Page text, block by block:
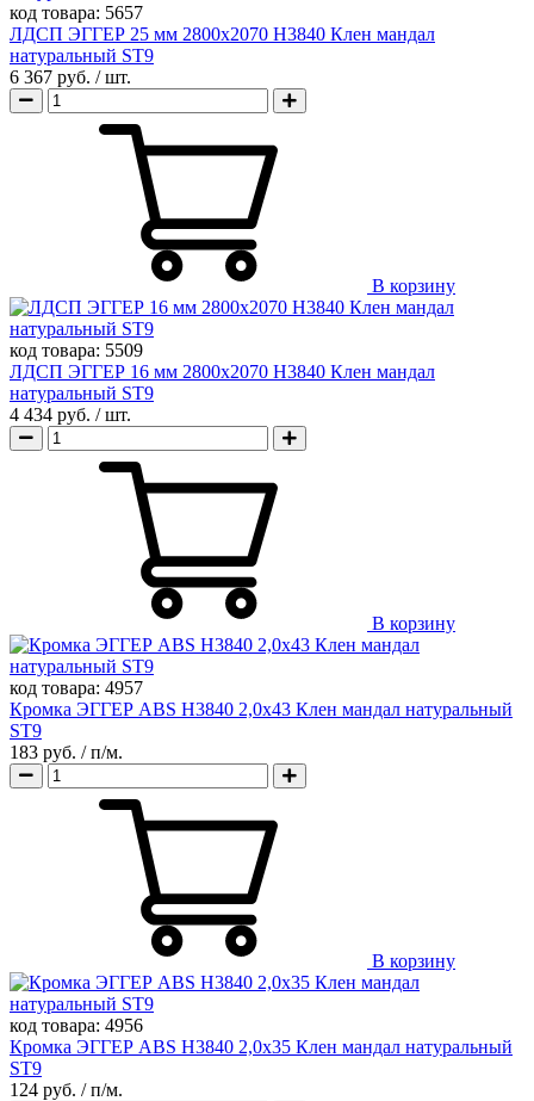
код товара: 5657
ЛДСП ЭГГЕР 25 мм 2800х2070 H3840 Клен мандал
натуральный ST9
6 367 руб. / шт.
В корзину
код товара: 5509
ЛДСП ЭГГЕР 16 мм 2800х2070 H3840 Клен мандал
натуральный ST9
4 434 руб. / шт.
В корзину
код товара: 4957
Кромка ЭГГЕР ABS H3840 2,0х43 Клен мандал натуральный
ST9
183 руб. / п/м.
В корзину
код товара: 4956
Кромка ЭГГЕР ABS H3840 2,0х35 Клен мандал натуральный
ST9
124 руб. / п/м.